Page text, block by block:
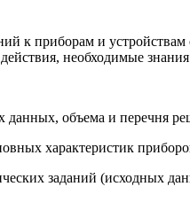
к приборам и
необходимые
данных, объема и перечня
характеристик
заданий (исходных